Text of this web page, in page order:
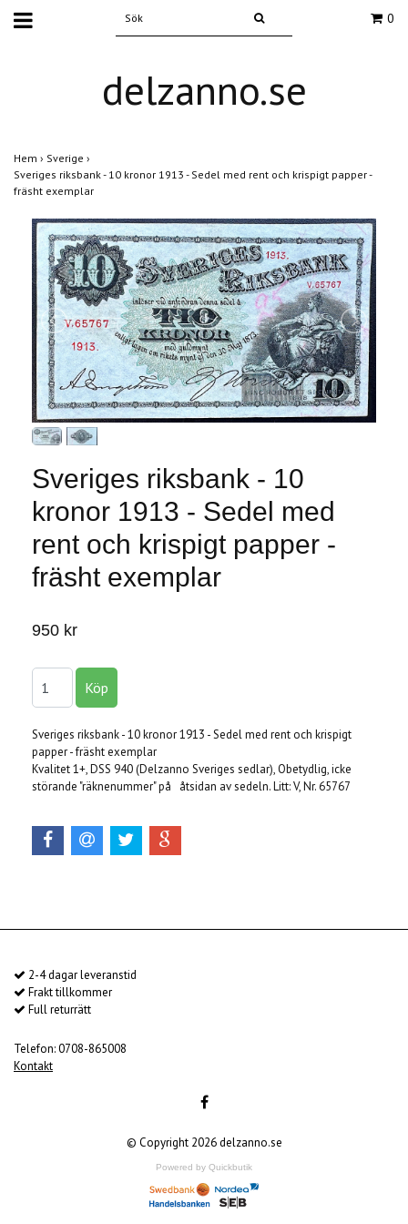
0
delzanno.se
Hem › Sverige ›
Sveriges riksbank - 10 kronor 1913 - Sedel med rent och krispigt papper -
fräsht exemplar
Sveriges riksbank - 10
kronor 1913 - Sedel med
rent och krispigt papper -
fräsht exemplar
950 kr
Sveriges riksbank - 10 kronor 1913 - Sedel med rent och krispigt
papper - fräsht exemplar
Kvalitet 1+, DSS 940 (Delzanno Sveriges sedlar), Obetydlig, icke
störande "räknenummer" på åtsidan av sedeln. Litt: V, Nr. 65767
2-4 dagar leveranstid
Frakt tillkommer
Full returrätt
Telefon: 0708-865008
Kontakt
© Copyright 2026 delzanno.se
Powered by Quickbutik